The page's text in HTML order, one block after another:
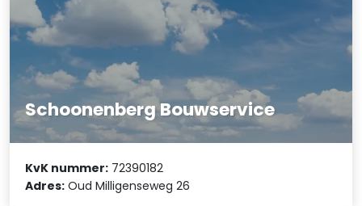
Schoonenberg Bouwservice
KvK nummer: 72390182
Adres: Oud Milligenseweg 26